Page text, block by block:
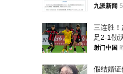
检，被疑
九派新闻
三连胜
足2-1勒
将战河床
射门中国
假结婚